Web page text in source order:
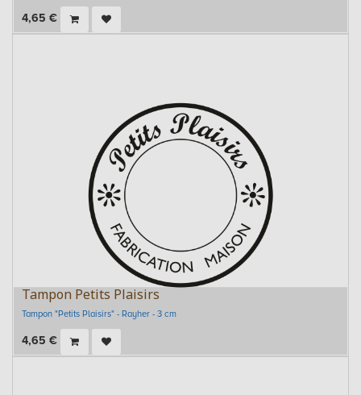
4,65 €
Tampon Petits Plaisirs
Tampon "Petits Plaisirs" - Rayher - 3 cm
4,65 €